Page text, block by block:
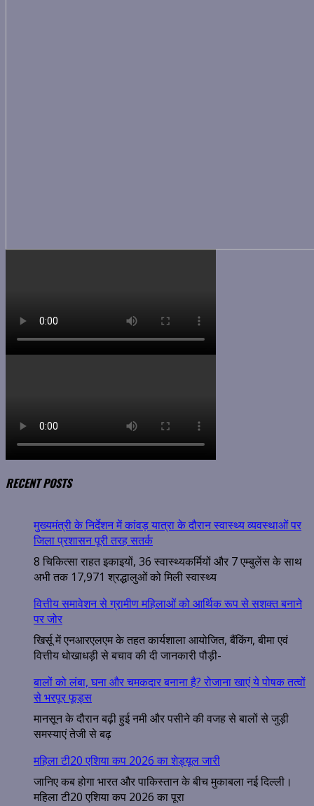
RECENT POSTS
मुख्यमंत्री के निर्देशन में कांवड़ यात्रा के दौरान स्वास्थ्य व्यवस्थाओं पर
जिला प्रशासन पूरी तरह सतर्क
8 चिकित्सा राहत इकाइयों, 36 स्वास्थ्यकर्मियों और 7 एम्बुलेंस के साथ
अभी तक 17,971 श्रद्धालुओं को मिली स्वास्थ्य
वित्तीय समावेशन से ग्रामीण महिलाओं को आर्थिक रूप से सशक्त बनाने
पर जोर
खिर्सू में एनआरएलएम के तहत कार्यशाला आयोजित, बैंकिंग, बीमा एवं
वित्तीय धोखाधड़ी से बचाव की दी जानकारी पौड़ी-
बालों को लंबा, घना और चमकदार बनाना है? रोजाना खाएं ये पोषक तत्वों
से भरपूर फूड्स
मानसून के दौरान बढ़ी हुई नमी और पसीने की वजह से बालों से जुड़ी
समस्याएं तेजी से बढ़
महिला टी20 एशिया कप 2026 का शेड्यूल जारी
जानिए कब होगा भारत और पाकिस्तान के बीच मुकाबला नई दिल्ली।
महिला टी20 एशिया कप 2026 का पूरा